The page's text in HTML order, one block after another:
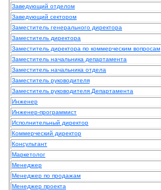
Заведующий отделом
Заведующий сектором
Заместитель генерального директора
Заместитель директора
Заместитель директора по коммерческим вопросам
Заместитель начальника департамента
Заместитель начальника отдела
Заместитель руководителя
Заместитель руководителя Департамента
Инженер
Инженер-программист
Исполнительный директор
Коммерческий директор
Консультант
Маркетолог
Менеджер
Менеджер по продажам
Менеджер проекта